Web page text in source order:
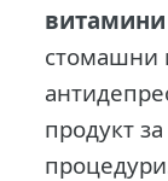
витамини
стомашни
продукт